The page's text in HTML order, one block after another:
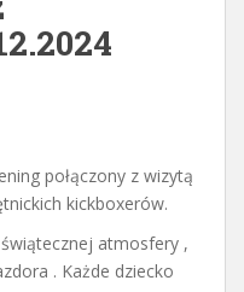
połączony z wizytą
kickboxerów.
atmosfery ,
. Każde dziecko